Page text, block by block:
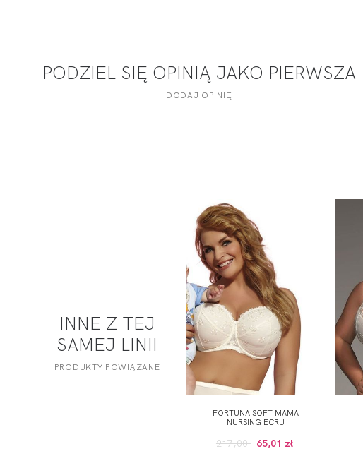
PODZIEL SIĘ OPINIĄ JAKO PIERWSZA
DODAJ OPINIĘ
INNE Z TEJ
SAMEJ LINII
PRODUKTY POWIĄZANE
FORTUNA SOFT MAMA
NURSING ECRU
217,00 65,01 zł